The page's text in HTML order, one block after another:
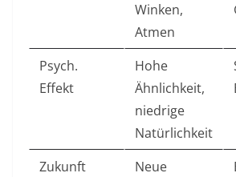
Winken,
Atmen
Psych.
Effekt
Hohe
Ähnlichkeit,
niedrige
Natürlichkeit
Zukunft
Neue